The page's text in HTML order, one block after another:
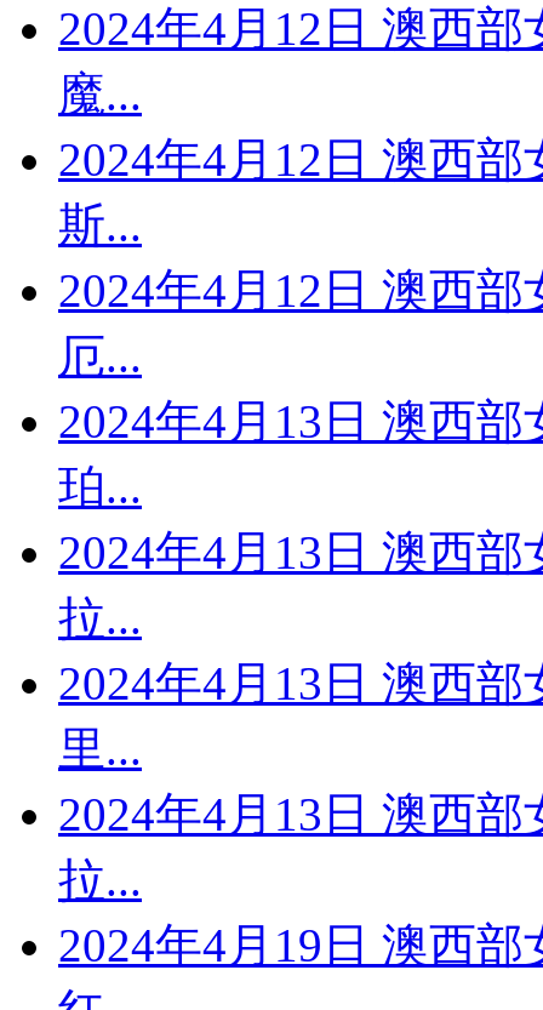
2024年4月12日 澳西
魔...
2024年4月12日 澳西
斯...
2024年4月12日 澳西
厄...
2024年4月13日 澳西
珀...
2024年4月13日 澳西
拉...
2024年4月13日 澳西
里...
2024年4月13日 澳西
拉...
2024年4月19日 澳西